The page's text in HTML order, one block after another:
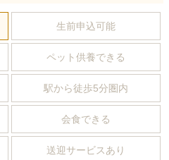
生前申込可能
ペット供養できる
駅から徒歩5分圏内
会食できる
送迎サービスあり